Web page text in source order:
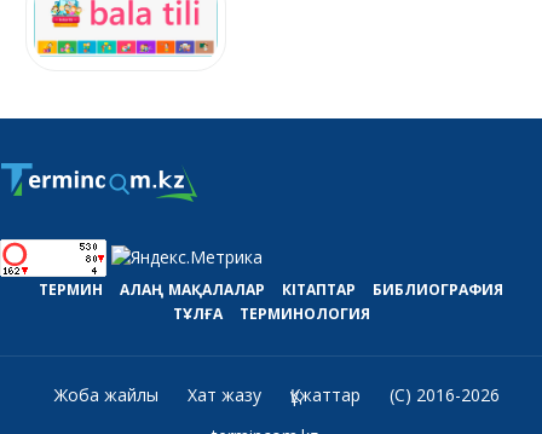
ТЕРМИН АЛАҢ МАҚАЛАЛАР КІТАПТАР
БИБЛИОГРАФИЯ
ТҰЛҒА
ТЕРМИНОЛОГИЯ
Жоба жайлы Хат жазу Құжаттар
(C) 2016-2026